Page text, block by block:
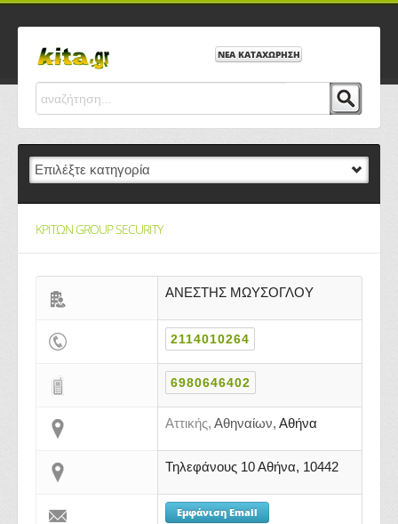
ΝΕΑ ΚΑΤΑΧΩΡΗΣΗ
ΚΡΙΤΩΝ GROUP SECURITY
ΑΝΕΣΤΗΣ ΜΩΥΣΟΓΛΟΥ
2114010264
6980646402
Αττικής, Αθηναίων, Αθήνα
Τηλεφάνους 10 Αθήνα, 10442
Εμφάνιση Email